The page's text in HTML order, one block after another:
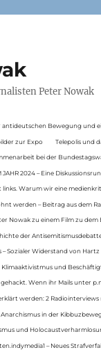
Peter Nowak
antideutschen Bewegung und
zur Expo Telepolis und
bei der
JAHR 2024 – Eine
links. Warum wir eine
werden – Beitrag aus dem
Nowak zu einem Film zu dem
der
– Sozialer Widerstand von
und
Wenn ihr Mails unter
werden: 2
in der
und
– Neues